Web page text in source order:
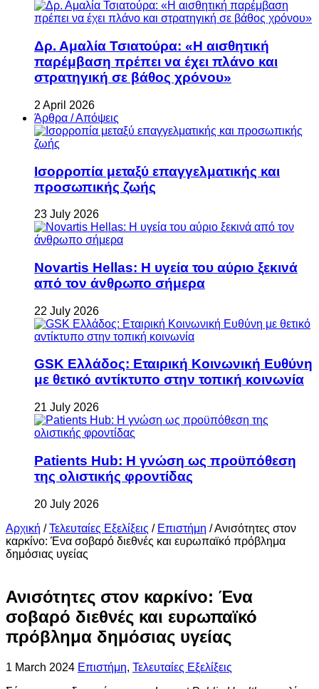
Δρ. Αμαλία Τσιατούρα: «Η αισθητική
παρέμβαση πρέπει να έχει πλάνο και
στρατηγική σε βάθος χρόνου»
2 April 2026
Άρθρα / Απόψεις
Ισορροπία μεταξύ επαγγελματικής και
προσωπικής ζωής
23 July 2026
Novartis Hellas: Η υγεία του αύριο ξεκινά
από τον άνθρωπο σήμερα
22 July 2026
GSK Ελλάδος: Εταιρική Κοινωνική Ευθύνη
με θετικό αντίκτυπο στην τοπική κοινωνία
21 July 2026
Patients Hub: Η γνώση ως προϋπόθεση
της ολιστικής φροντίδας
20 July 2026
Αρχική / Τελευταίες Εξελίξεις / Επιστήμη /Ανισότητες στον
καρκίνο: Ένα σοβαρό διεθνές και ευρωπαϊκό πρόβλημα
δημόσιας υγείας
Ανισότητες στον καρκίνο: Ένα
σοβαρό διεθνές και ευρωπαϊκό
πρόβλημα δημόσιας υγείας
1 March 2024 Επιστήμη, Τελευταίες Εξελίξεις